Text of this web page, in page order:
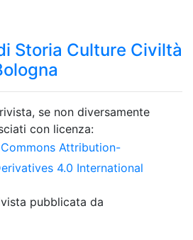
Storia Culture Civiltà
se non diversamente
con licenza:
Attribution-
4.0 International
pubblicata da